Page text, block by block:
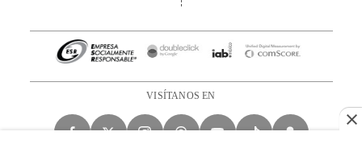
VISÍTANOS EN